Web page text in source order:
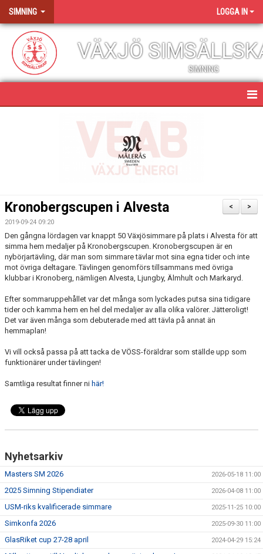
SIMNING LOGGA IN
VÄXJÖ
SIMNING
TÄVLINGS- & LÄGERVERKSAMHET
ANTIDOPING
AVGIFTER
JOBBA HOS OSS
KONTAKT
>
<
Kronobergscupen i Alvesta
2019-09-24 09:20
Den gångna lördagen var knappt 50 Växjösimmare på plats i Alvesta för att
simma hem medaljer på Kronobergscupen. Kronobergscupen är en
nybörjartävling, där man som simmare tävlar mot sina egna tider och inte
mot övriga deltagare. Tävlingen genomförs tillsammans med övriga
klubbar i Kronoberg, nämligen Alvesta, Ljungby, Älmhult och Markaryd.
Efter sommaruppehållet var det många som lyckades putsa sina tidigare
tider och kamma hem en hel del medaljer av alla olika valörer. Jätteroligt!
Det var även många som debuterade med att tävla på annat än
hemmaplan!
Vi vill också passa på att tacka de VÖSS-föräldrar som ställde upp som
funktionärer under tävlingen!
Samtliga resultat finner ni här!
Nyhetsarkiv
Masters SM 2026 2026-05-18 11:00
2025 Simning Stipendiater 2026-04-08 11:00
USM-riks kvalificerade simmare 2025-11-25 10:00
Simkonfa 2026 2025-09-30 11:00
GlasRiket cup 27-28 april 2024-04-29 15:24